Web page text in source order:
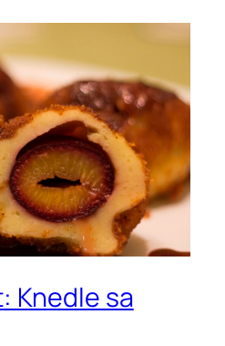
Knedle sa